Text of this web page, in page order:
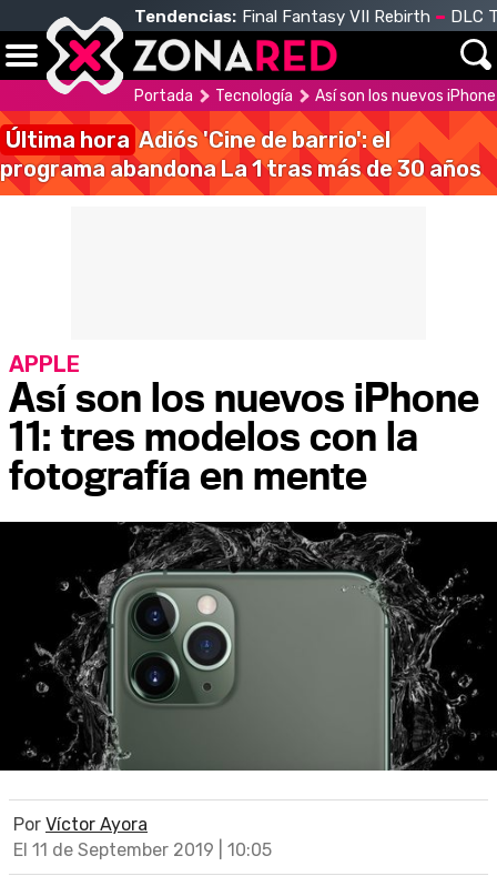
Tendencias: Final Fantasy VII Rebirth DLC
Portada Tecnología Así son los nuevos
Última hora Adiós 'Cine de barrio': el
programa abandona La 1 tras más de 30 años
Así son los nuevos iPhone
11: tres modelos con la
fotografía en mente
APPLE
Por Víctor Ayora
El 11 de September 2019 | 10:05